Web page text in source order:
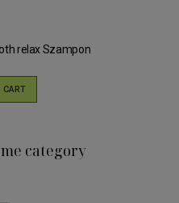
relax Szampon
CART
category